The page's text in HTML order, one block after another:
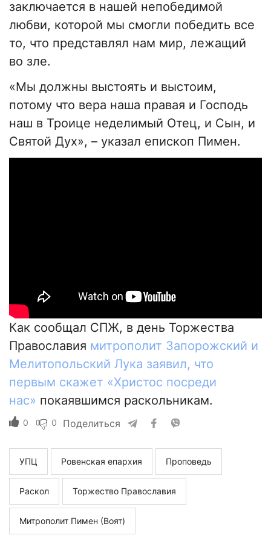
заключается в нашей непобедимой
любви, которой мы смогли победить все
то, что представлял нам мир, лежащий
во зле.
«Мы должны выстоять и выстоим,
потому что вера наша правая и Господь
наш в Троице неделимый Отец, и Сын, и
Святой Дух», – указал епископ Пимен.
Как сообщал СПЖ, в день Торжества
Православия митрополит Запорожский и
Мелитопольский Лука заявил, что
первым скажет «Христос посреди
нас» покаявшимся раскольникам.
0 0 Поделиться
УПЦ Ровенская епархия Проповедь
Раскол Торжество Православия
Митрополит Пимен (Воят)